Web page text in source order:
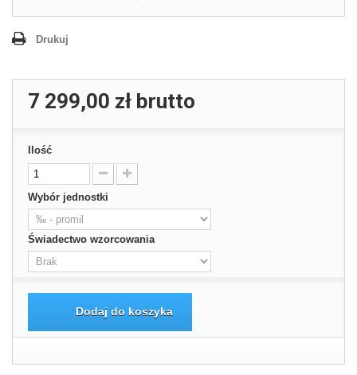
Drukuj
7 299,00 zł brutto
Ilość
Wybór jednostki
Świadectwo wzorcowania
Dodaj do koszyka